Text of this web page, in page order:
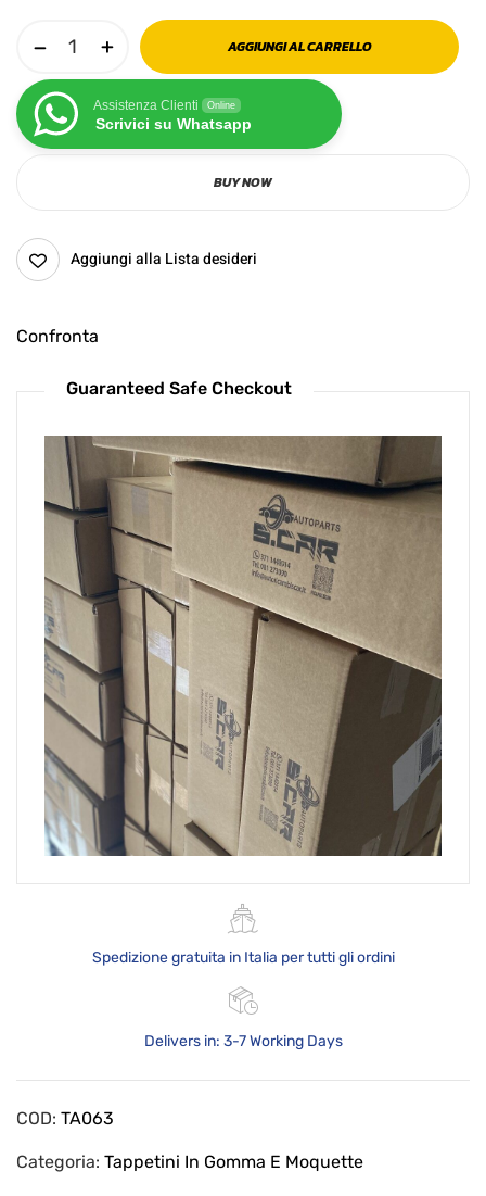
AGGIUNGI AL CARRELLO
Assistenza Clienti Online
Scrivici su Whatsapp
BUY NOW
Aggiungi alla Lista desideri
Confronta
Guaranteed Safe Checkout
Spedizione gratuita in Italia per tutti gli ordini
Delivers in: 3-7 Working Days
COD: TA063
Categoria: Tappetini In Gomma E Moquette